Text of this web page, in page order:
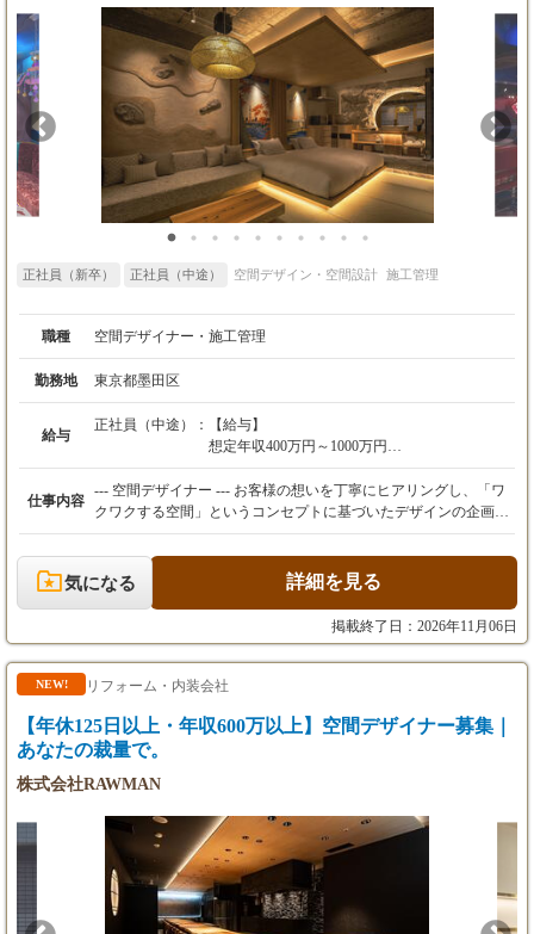
※業界未経験者はアシスタントデザイナーとな
ります。
《現場監督》
♦︎現場監督・現場デザイナー
デザイナーと共に案件一通りの接客、設計及び
制作の進捗確認、現場監督業務に従事します。
現場監督業務だけでなく希望や適正によりデザ
イナー業務も兼任してもらうことがあります。
これまで監督業務だけだった方も設計やデザイ
ンに関わっていただくチャンスがあります。
想定年収300万円～440万円
※経験・スキルを考慮の上、決定します。
※業界未経験者は月給20万円～25万円開始後ス
キルを考慮し上下します。
残業代は、別途支給いたします。
【諸手当】
・インセンティブ：あり
・昼食手当
【昇給・賞与】
・昇給：適時
・賞与：年2回（6月、12月）
【試用期間】あり
試用期間：6ヵ月間（本採用時と条件変更あ
※試用期間中は、福利厚生が制限される可能性
があります。
※業界未経験者はアシスタントデザイナーとなりま
す。
《現場監督》
♦︎現場監督・現場デザイナー
デザイナーと共に案件一通りの接客、設計及び制作の
進捗確認、現場監督業務に従事します。現場監督業務
だけでなく希望や適正によりデザイナー業務も兼任し
てもらうことがあります。
これまで監督業務だけだった方も設計やデザインに関
わっていただくチャンスがあります。
想定年収300万円～440万円
※業界未経験者は月給20万円～25万円開始後スキルを
【残業代】
【諸手当】
・インセンティブ：あり
・昼食手当
【昇給・賞与】
・昇給：適時
・賞与：年2回（6月、12月）
【試用期間】あり
試用期間：6ヵ月間（本採用時と条件変更あり）
正社員（新卒） 正社員（中途） 空間デザイン・空間設計 施工管理
職種 空間デザイナー・施工管理
勤務地 東京都墨田区
給与
正社員（中途）：
【給与】
想定年収400万円～1000万円
月給28万円～60万円
※経験・スキルを考慮の上、決定します。
※４ヶ月の試用期間有
【昇給・賞与】
・昇給：年2回（6,12月）
・賞与：年2回（6,12月）
仕事内容
--- 空間デザイナー --- お客様の想いを丁寧にヒアリングし、「ワ
クワクする空間」というコンセプトに基づいたデザインの企画、
提案、そして具体的な設計図面の作成までを担当します。店舗
（カフェ、物販店など）や住宅といった多様なプロジェクトに関
わり、VectorWorksを主に使用してアイデアを形にしていきます。
お客様の期待を超える空間をデザインで実現する、クリエイティ
ブな仕事です。PhotoshopやIllustratorのスキルがあれば、さらに表
現の幅が広がります。 --- 施工監理 --- デザイナーが描いた設計図
を基に、実際の建築現場で品質管理、工程管理、安全管理などを
担当します。職人さんたちとコミュニケーションを取りながら、
ていくプロセスを管理します。お客様やデザイナーの想いが詰ま
った空間を、安全かつ高品質に完成させるための重要な役割で
に活かせます。 --- 共通 --- 当社ではデザインから施工まで一貫し
て手掛けているため、職種の垣根を越えて協力し、プロジェクト
全体に関わっていく機会が多くあります。空間がゼロから創り上
げられる過程全てに携われるのが、この仕事の大きな醍醐味で
す。お客様の「ワクワク」を直接感じられる瞬間に立ち会える喜
びがあります。同時に、お客様の大切な空間を預かる責任感も求
められます。
気になる 詳細を見る
掲載終了日：2026年11月06日
NEW! リフォーム・内装会社
【年休125日以上・年収600万以上】空間デザイナー募集｜
あなたの裁量で。
株式会社RAWMAN